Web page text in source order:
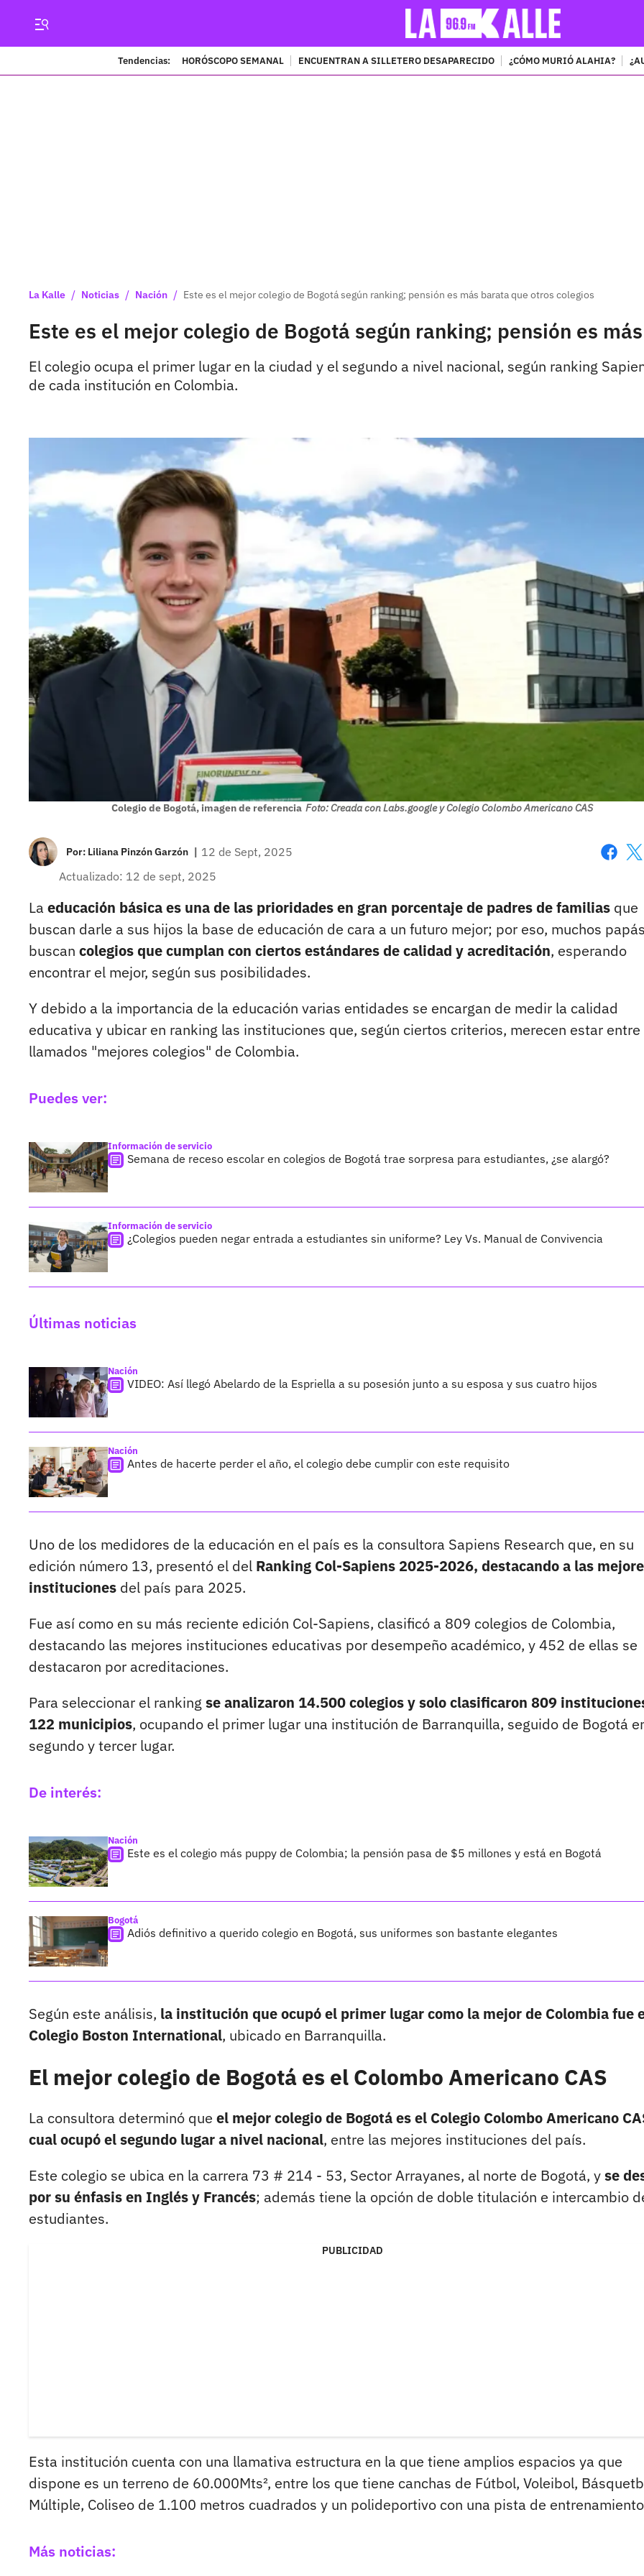
Tendencias: HORÓSCOPO SEMANAL ENCUENTRAN A SILLETERO DESAPARECIDO ¿CÓMO MURIÓ ALAHIA?
La Kalle / Noticias / Nación / Este es el mejor colegio de Bogotá según ranking; pensión es más barata que otros colegios
Este es el mejor colegio de Bogotá según ranking; pensión es
El colegio ocupa el primer lugar en la ciudad y el segundo a nivel nacional, según ranking
de cada institución en Colombia.
Colegio de Bogotá, imagen de referencia Foto: Creada con Labs.google y Colegio Colombo Americano CAS
Por: Liliana Pinzón Garzón | 12 de Sept, 2025
Actualizado: 12 de sept, 2025
La educación básica es una de las prioridades en gran porcentaje de padres de familias que
buscan darle a sus hijos la base de educación de cara a un futuro mejor; por eso, muchos
buscan colegios que cumplan con ciertos estándares de calidad y acreditación, esperando
encontrar el mejor, según sus posibilidades.
Y debido a la importancia de la educación varias entidades se encargan de medir la calidad
educativa y ubicar en ranking las instituciones que, según ciertos criterios, merecen estar entre
llamados "mejores colegios" de Colombia.
Puedes ver:
Información de servicio
Semana de receso escolar en colegios de Bogotá trae sorpresa para estudiantes, ¿se alargó?
Información de servicio
¿Colegios pueden negar entrada a estudiantes sin uniforme? Ley Vs. Manual de Convivencia
Últimas noticias
Nación
VIDEO: Así llegó Abelardo de la Espriella a su posesión junto a su esposa y sus cuatro hijos
Nación
Antes de hacerte perder el año, el colegio debe cumplir con este requisito
Uno de los medidores de la educación en el país es la consultora Sapiens Research que, en su
edición número 13, presentó el del Ranking Col-Sapiens 2025-2026, destacando a las
instituciones del país para 2025.
Fue así como en su más reciente edición Col-Sapiens, clasificó a 809 colegios de Colombia,
destacando las mejores instituciones educativas por desempeño académico, y 452 de ellas se
destacaron por acreditaciones.
Para seleccionar el ranking se analizaron 14.500 colegios y solo clasificaron 809
122 municipios, ocupando el primer lugar una institución de Barranquilla, seguido de Bogotá
segundo y tercer lugar.
De interés:
Nación
Este es el colegio más puppy de Colombia; la pensión pasa de $5 millones y está en Bogotá
Bogotá
Adiós definitivo a querido colegio en Bogotá, sus uniformes son bastante elegantes
Según este análisis, la institución que ocupó el primer lugar como la mejor de Colombia fue
Colegio Boston International, ubicado en Barranquilla.
El mejor colegio de Bogotá es el Colombo Americano CAS
La consultora determinó que el mejor colegio de Bogotá es el Colegio Colombo Americano
cual ocupó el segundo lugar a nivel nacional, entre las mejores instituciones del país.
Este colegio se ubica en la carrera 73 # 214 - 53, Sector Arrayanes, al norte de Bogotá, yse
por su énfasis en Inglés y Francés; además tiene la opción de doble titulación e intercambio
estudiantes.
PUBLICIDAD
Esta institución cuenta con una llamativa estructura en la que tiene amplios espacios ya que
dispone es un terreno de 60.000Mts², entre los que tiene canchas de Fútbol, Voleibol,
Múltiple, Coliseo de 1.100 metros cuadrados y un polideportivo con una pista de
Más noticias: